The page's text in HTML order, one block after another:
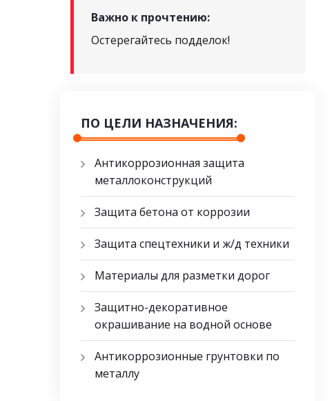
Важно к прочтению:
Остерегайтесь подделок!
ПО ЦЕЛИ НАЗНАЧЕНИЯ:
Антикоррозионная защита
металлоконструкций
Защита бетона от коррозии
Защита спецтехники и ж/д техники
Материалы для разметки дорог
Защитно-декоративное
окрашивание на водной основе
Антикоррозионные грунтовки по
металлу